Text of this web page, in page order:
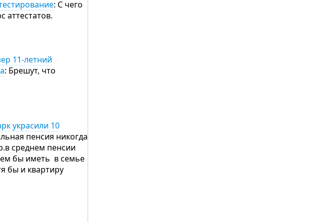
: С чего
аттестатов.
11-летний
: Брешут, что
украсили 10
пенсия никогда
среднем пенсии
бы иметь в семье
бы и квартиру